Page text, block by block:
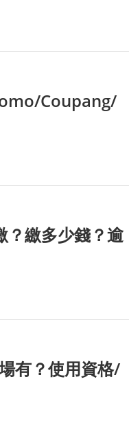
Coupang/
？繳多少錢？逾
有？使用資格/